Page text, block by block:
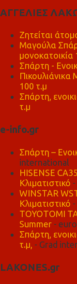
ΑΓΓΕΛΙΕΣ
Ζητείται
Μαγούλα
μονοκατοικία
Σπάρτη -
Πικουλιάνικα
100 τ.μ
Σπάρτη,
τ.μ
e-info.gr
Σπάρτη –
international
HISENSE
Κλιματιστικό
WINSTAR
Κλιματιστικό
TOYOTOMI
Summer -
Σπάρτη,
τ.μ, - Grad
LAKONES.gr